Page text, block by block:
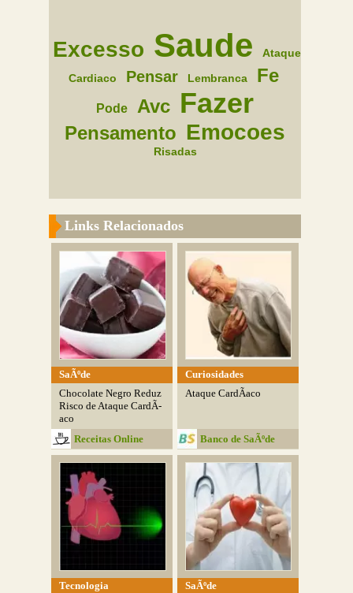
Excesso Saude
Ataque
Cardiaco
Pensar Lembranca Fe
Pode Avc Fazer
Pensamento Emocoes
Risadas
Links Relacionados
SaÃºde
Chocolate Negro Reduz
Risco de Ataque CardÃ­
aco
Receitas Online
Curiosidades
Ataque CardÃ­aco
Banco de SaÃºde
Tecnologia
SaÃºde